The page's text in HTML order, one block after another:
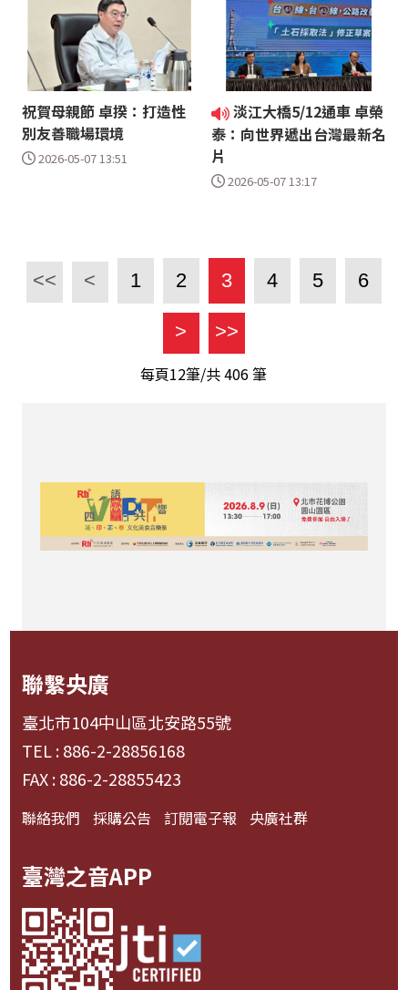
祝賀母親節 卓揆：打造性
別友善職場環境
2026-05-07 13:51
淡江大橋5/12通車 卓榮
泰：向世界遞出台灣最新名
片
2026-05-07 13:17
<< < 1 2 3 4 5 6
> >>
每頁12筆/共406筆
聯繫央廣
臺北市104中山區北安路55號
TEL : 886-2-28856168
FAX : 886-2-28855423
聯絡我們 採購公告 訂閱電子報 央廣社群
臺灣之音APP